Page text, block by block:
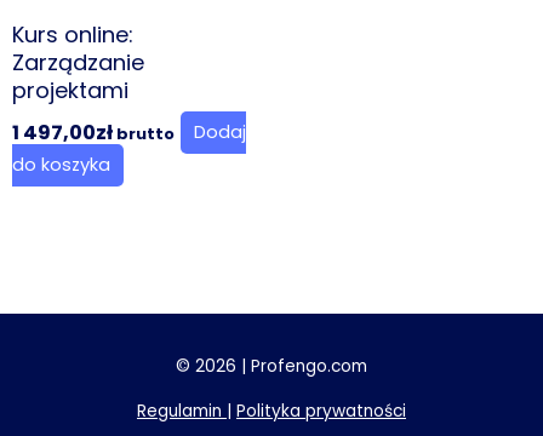
Kurs online:
Zarządzanie
projektami
1 497,00zł brutto
Dodaj
do koszyka
© 2026 | Profengo.com
Regulamin | Polityka prywatności